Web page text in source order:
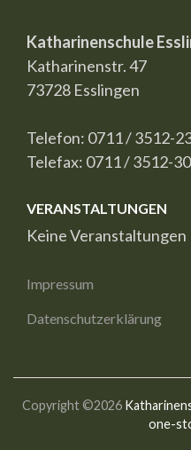
Katharinenschule
Katharinenstr. 47
73728 Esslingen
Telefon: 0711 / 3512-
Telefax: 0711 / 3512-
VERANSTALTUNGEN
Keine Veranstaltungen
Impressum
Datenschutzerklärung
Copyright ©2026
one-